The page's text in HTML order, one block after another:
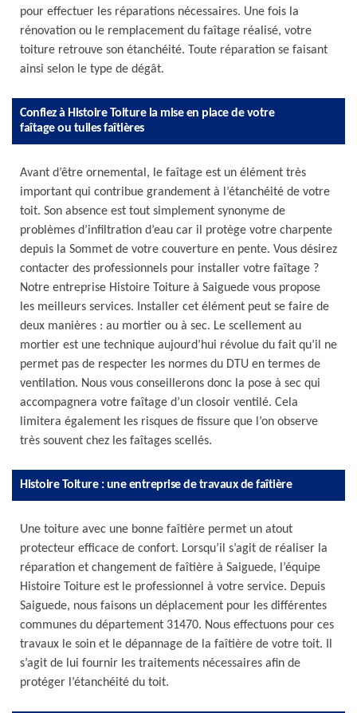
pour effectuer les réparations nécessaires. Une fois la
rénovation ou le remplacement du faîtage réalisé, votre
toiture retrouve son étanchéité. Toute réparation se faisant
ainsi selon le type de dégât.
Confiez à Histoire Toiture la mise en place de votre
faîtage ou tuiles faîtières
Avant d’être ornemental, le faîtage est un élément très
important qui contribue grandement à l’étanchéité de votre
toit. Son absence est tout simplement synonyme de
problèmes d’infiltration d’eau car il protège votre charpente
depuis la Sommet de votre couverture en pente. Vous désirez
contacter des professionnels pour installer votre faîtage ?
Notre entreprise Histoire Toiture à Saiguede vous propose
les meilleurs services. Installer cet élément peut se faire de
deux manières : au mortier ou à sec. Le scellement au
mortier est une technique aujourd’hui révolue du fait qu’il ne
permet pas de respecter les normes du DTU en termes de
ventilation. Nous vous conseillerons donc la pose à sec qui
accompagnera votre faîtage d’un closoir ventilé. Cela
limitera également les risques de fissure que l’on observe
très souvent chez les faîtages scellés.
Histoire Toiture : une entreprise de travaux de faîtière
Une toiture avec une bonne faîtière permet un atout
protecteur efficace de confort. Lorsqu’il s’agit de réaliser la
réparation et changement de faîtière à Saiguede, l’équipe
Histoire Toiture est le professionnel à votre service. Depuis
Saiguede, nous faisons un déplacement pour les différentes
communes du département 31470. Nous effectuons pour ces
travaux le soin et le dépannage de la faîtière de votre toit. Il
s’agit de lui fournir les traitements nécessaires afin de
protéger l’étanchéité du toit.